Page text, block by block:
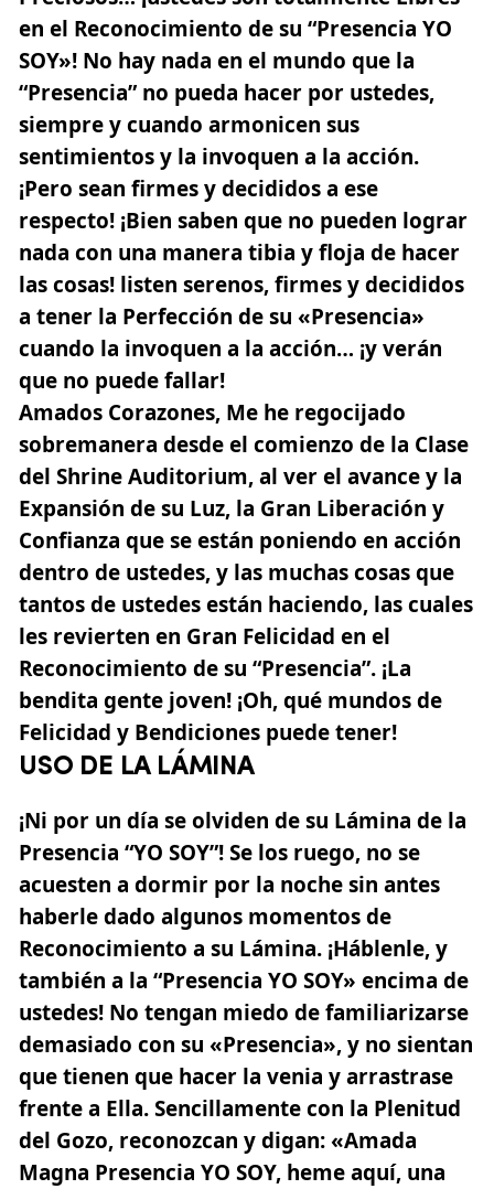
en el Reconocimiento de su “Presencia YO
SOY»! No hay nada en el mundo que la
“Presencia” no pueda hacer por ustedes,
siempre y cuando armonicen sus
sentimientos y la invoquen a la acción.
¡Pero sean firmes y decididos a ese
respecto! ¡Bien saben que no pueden lograr
nada con una manera tibia y floja de hacer
las cosas! listen serenos, firmes y decididos
a tener la Perfección de su «Presencia»
cuando la invoquen a la acción… ¡y verán
que no puede fallar!
Amados Corazones, Me he regocijado
sobremanera desde el comienzo de la Clase
del Shrine Auditorium, al ver el avance y la
Expansión de su Luz, la Gran Liberación y
Confianza que se están poniendo en acción
dentro de ustedes, y las muchas cosas que
tantos de ustedes están haciendo, las cuales
les revierten en Gran Felicidad en el
Reconocimiento de su “Presencia”. ¡La
bendita gente joven! ¡Oh, qué mundos de
Felicidad y Bendiciones puede tener!
USO DE LA LÁMINA
¡Ni por un día se olviden de su Lámina de la
Presencia “YO SOY”! Se los ruego, no se
acuesten a dormir por la noche sin antes
haberle dado algunos momentos de
Reconocimiento a su Lámina. ¡Háblenle, y
también a la “Presencia YO SOY» encima de
ustedes! No tengan miedo de familiarizarse
demasiado con su «Presencia», y no sientan
que tienen que hacer la venia y arrastrase
frente a Ella. Sencillamente con la Plenitud
del Gozo, reconozcan y digan: «Amada
Magna Presencia YO SOY, heme aquí, una